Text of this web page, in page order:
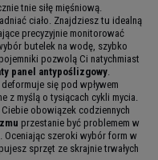
tnie siłę mięśniową.
ciało. Znajdziesz tu idealną
precyzyjnie monitorować
butelek na wodę, szybko
pozwolą Ci natychmiast
panel antypoślizgowy
się pod wpływem
z myślą o tysiącach cykli mycia.
obowiązek codziennych
przestanie być problemem w
Oceniając szeroki wybór form w
sprzęt ze skrajnie trwałych